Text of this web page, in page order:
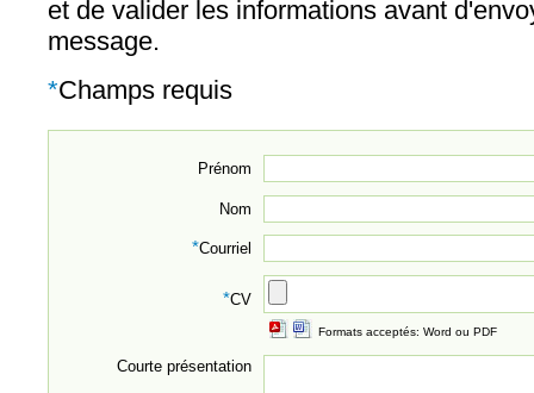
et de valider les informations avant
message.
*Champs requis
Prénom
Nom
*Courriel
*CV
Formats acceptés: Word ou PDF
Courte présentation